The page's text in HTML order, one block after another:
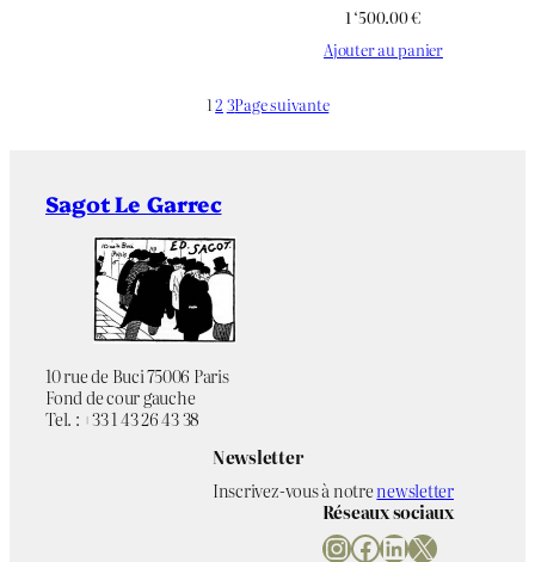
1 ‘500.00€
Ajouter au panier
12 3Page suivante
Sagot Le Garrec
10 rue de Buci 75006 Paris
Fond de cour gauche
Tel. : +33 1 43 26 43 38
Newsletter
Inscrivez-vous à notrenewsletter
Réseaux sociaux
InstagramFacebook LinkedIn X